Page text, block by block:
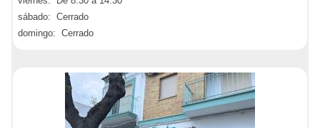
sábado: Cerrado
domingo: Cerrado